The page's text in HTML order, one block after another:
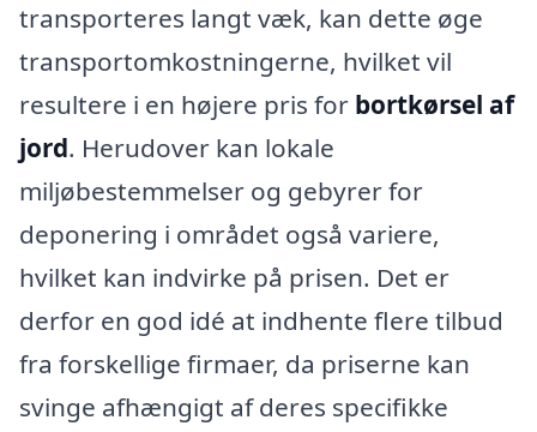
transporteres langt væk, kan dette øge
transportomkostningerne, hvilket vil
resultere i en højere pris for bortkørsel af
jord. Herudover kan lokale
miljøbestemmelser og gebyrer for
deponering i området også variere,
hvilket kan indvirke på prisen. Det er
derfor en god idé at indhente flere tilbud
fra forskellige firmaer, da priserne kan
svinge afhængigt af deres specifikke